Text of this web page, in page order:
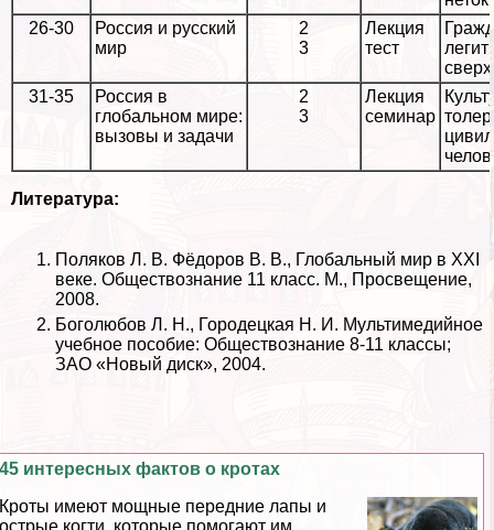
26-30
Россия и русский
мир
2
3
Лекция
тест
31-35
Россия в
глобальном мире:
вызовы и задачи
2
3
Лекция
семинар
Литература:
Поляков Л. В. Фёдоров В. В., Глобальный мир в ХХI
веке. Обществознание 11 класс. М., Просвещение,
2008.
Боголюбов Л. Н., Городецкая Н. И. Мультимедийное
учебное пособие: Обществознание 8-11 классы;
ЗАО «Новый диск», 2004.
45 интересных фактов о кротах
Кроты имеют мощные передние лапы и
острые когти, которые помогают им